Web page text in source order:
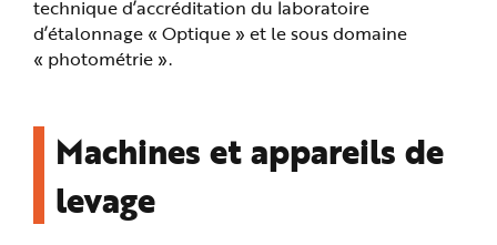
technique d’accréditation du laboratoire
d’étalonnage « Optique » et le sous domaine
« photométrie ».
Machines et appareils de
levage